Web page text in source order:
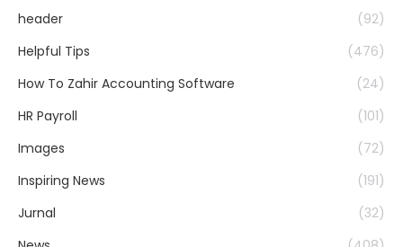
header
(92)
Helpful Tips
(476)
How To Zahir Accounting Software
(24)
HR Payroll
(101)
Images
(72)
Inspiring News
(191)
Jurnal
(32)